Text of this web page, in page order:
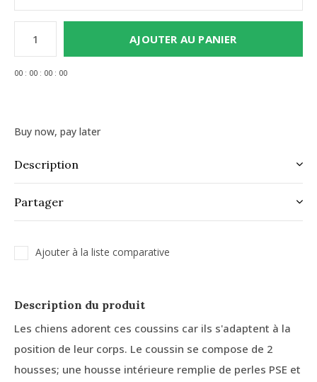
AJOUTER AU PANIER
00 : 00 : 00 : 00
Buy now, pay later
Description
Partager
Ajouter à la liste comparative
Description du produit
Les chiens adorent ces coussins car ils s'adaptent à la
position de leur corps. Le coussin se compose de 2
housses; une housse intérieure remplie de perles PSE et